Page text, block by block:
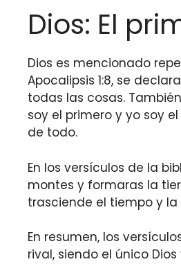
Dios: El
Dios es mencionado
Apocalipsis 1:8, se
todas las cosas.
soy el primero y yo soy
de todo.
En los versículos de la
montes y formaras la
trasciende el tiempo y la
En resumen, los
rival, siendo el único